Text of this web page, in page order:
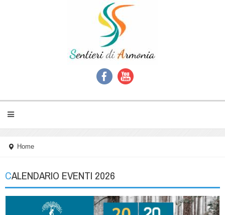
Home
CALENDARIO EVENTI 2026